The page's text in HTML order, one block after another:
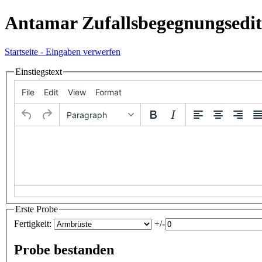
Antamar
Startseite - Eingaben verwerfen
Einstiegstext
File Edit View Format
Paragraph
Erste Probe
Fertigkeit:
+/-
Probe bestanden